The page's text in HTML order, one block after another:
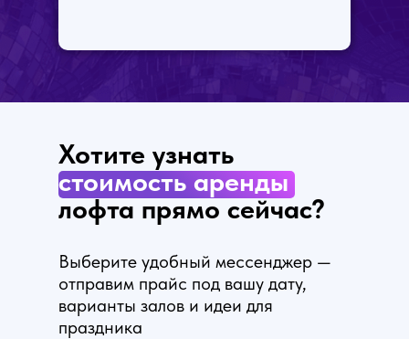
Выберите удобный мессенджер —
отправим прайс под вашу дату,
варианты залов и идеи для
праздника
Хотите узнать
стоимость аренды
лофта прямо сейчас?